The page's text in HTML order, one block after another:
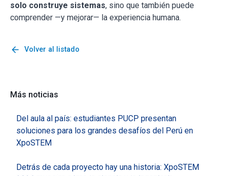
solo construye sistemas, sino que también puede
comprender —y mejorar— la experiencia humana.
arrow_back Volver al listado
Más noticias
Del aula al país: estudiantes PUCP presentan
soluciones para los grandes desafíos del Perú en
XpoSTEM
Detrás de cada proyecto hay una historia: XpoSTEM